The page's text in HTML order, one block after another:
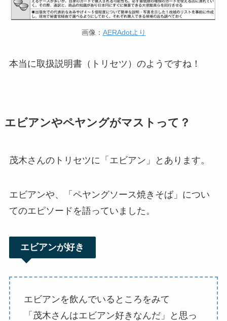
画像： AERAdotより
本当に取扱説明書（トリセツ）のようですね！
エビアンやペヤングがマストって？
茂木さんのトリセツに「エビアン」とあります。
エビアンや、「ペヤングソース焼きそば」につい
てのエピソードを語っていました。
エビアンが好き
エビアンを飲んでいるところをみて
「茂木さんはエビアン好きなんだ」と思っ